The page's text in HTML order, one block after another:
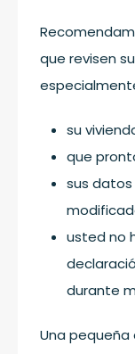
que revisen
su
que
sus datos
usted no
durante
Una